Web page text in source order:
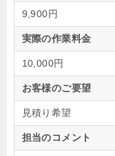
9,900円
実際の作業料金
10,000円
お客様のご要望
見積り希望
担当のコメント